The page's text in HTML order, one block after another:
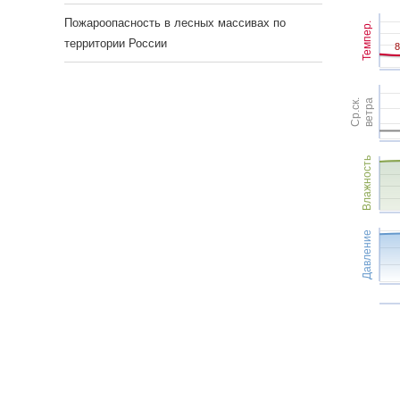
Темпер.
Ср.ск.ветра
Влажность
Давление
Пожароопасность в лесных массивах по
территории России